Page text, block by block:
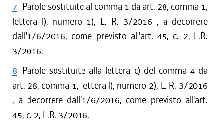
7 Parole sostituite al comma 1 da art. 28, comma 1,
lettera l), numero 1), L. R. 3/2016 , a decorrere
dall'1/6/2016, come previsto all'art. 45, c. 2, L.R.
3/2016.
8 Parole sostituite alla lettera c) del comma 4 da
art. 28, comma 1, lettera l), numero 2), L. R. 3/2016
, a decorrere dall'1/6/2016, come previsto all'art.
45, c. 2, L.R. 3/2016.